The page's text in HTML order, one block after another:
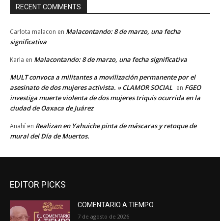
RECENT COMMENTS
Carlota malacon en Malacontando: 8 de marzo, una fecha
significativa
Karla en Malacontando: 8 de marzo, una fecha significativa
MULT convoca a militantes a movilización permanente por el
asesinato de dos mujeres activista. » CLAMOR SOCIAL en FGEO
investiga muerte violenta de dos mujeres triquis ocurrida en la
ciudad de Oaxaca de Juárez
Anahí en Realizan en Yahuiche pinta de máscaras y retoque de
mural del Día de Muertos.
EDITOR PICKS
COMENTARIO A TIEMPO
7 de agosto de 2026